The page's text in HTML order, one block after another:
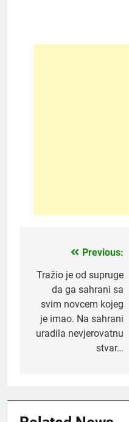
navigation
Previous:
Tražio je od supruge
da ga sahrani sa
svim novcem kojeg
je imao. Na sahrani
uradila nevjerovatnu
stvar…